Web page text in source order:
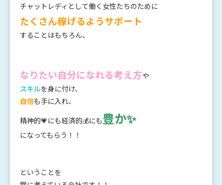
チャットレディとして働く女性たちのために
たくさん稼げるようサポート
することはもちろん、
なりたい自分になれる考え方や
スキルを身に付け、
自信も手に入れ、
精神的💗にも経済的💰にも豊か✨
になってもらう！！
ということを